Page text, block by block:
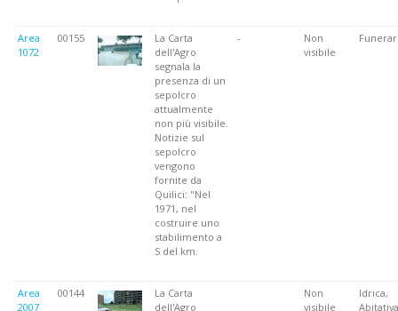
Area
1072
00155
La Carta
dell'Agro
segnala la
presenza di un
sepolcro
attualmente
non più visibile.
Notizie sul
sepolcro
vengono
fornite da
Quilici: "Nel
1971, nel
costruire uno
stabilimento a
S del km.
-
Non
visibile
Area
2007
00144
La Carta
dell'Agro
Non
visibile
Idrica,